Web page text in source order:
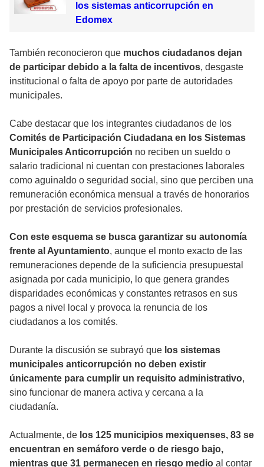
los sistemas anticorrupción en
Edomex
También reconocieron que muchos ciudadanos dejan
de participar debido a la falta de incentivos, desgaste
institucional o falta de apoyo por parte de autoridades
municipales.
Cabe destacar que los integrantes ciudadanos de los
Comités de Participación Ciudadana en los Sistemas
Municipales Anticorrupción no reciben un sueldo o
salario tradicional ni cuentan con prestaciones laborales
como aguinaldo o seguridad social, sino que perciben una
remuneración económica mensual a través de honorarios
por prestación de servicios profesionales.
Con este esquema se busca garantizar su autonomía
frente al Ayuntamiento, aunque el monto exacto de las
remuneraciones depende de la suficiencia presupuestal
asignada por cada municipio, lo que genera grandes
disparidades económicas y constantes retrasos en sus
pagos a nivel local y provoca la renuncia de los
ciudadanos a los comités.
Durante la discusión se subrayó que los sistemas
municipales anticorrupción no deben existir
únicamente para cumplir un requisito administrativo,
sino funcionar de manera activa y cercana a la
ciudadanía.
Actualmente, de los 125 municipios mexiquenses, 83 se
encuentran en semáforo verde o de riesgo bajo,
mientras que 31 permanecen en riesgo medio al contar